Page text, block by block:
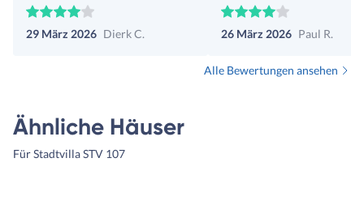
29 März 2026 Dierk C. 26 März 2026 Paul R.
Alle Bewertungen ansehen
Ähnliche Häuser
Für Stadtvilla STV 107